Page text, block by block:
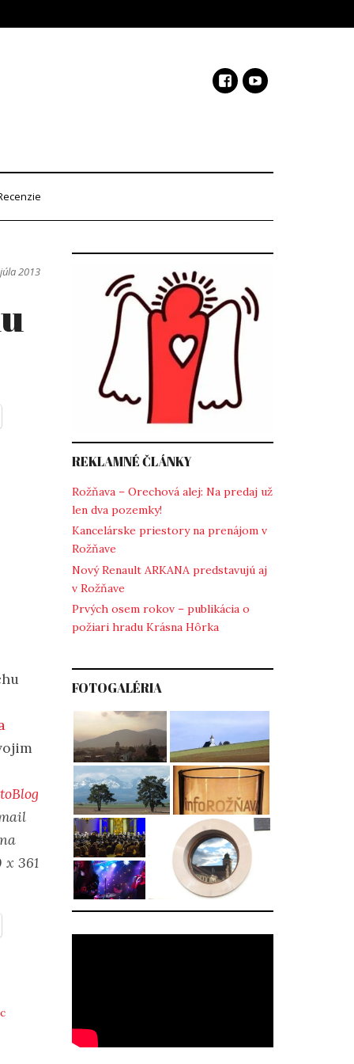
2013
x 361
REKLAMNÉ ČLÁNKY
Rožňava – Orechová alej: Na predaj už
len dva pozemky!
Kancelárske priestory na prenájom v
Rožňave
Nový Renault ARKANA predstavujú aj
v Rožňave
Prvých osem rokov – publikácia o
požiari hradu Krásna Hôrka
FOTOGALÉRIA